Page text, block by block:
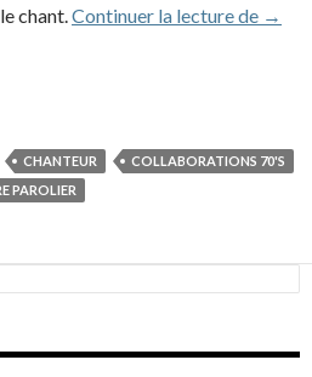
chant. Continuer la lecture de →
CHANTEUR
COLLABORATIONS 70'S
PAROLIER